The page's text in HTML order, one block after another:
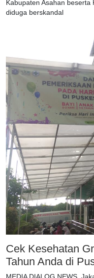
Kabupaten Asahan beserta
diduga berskandal
Cek Kesehatan
Tahun Anda di